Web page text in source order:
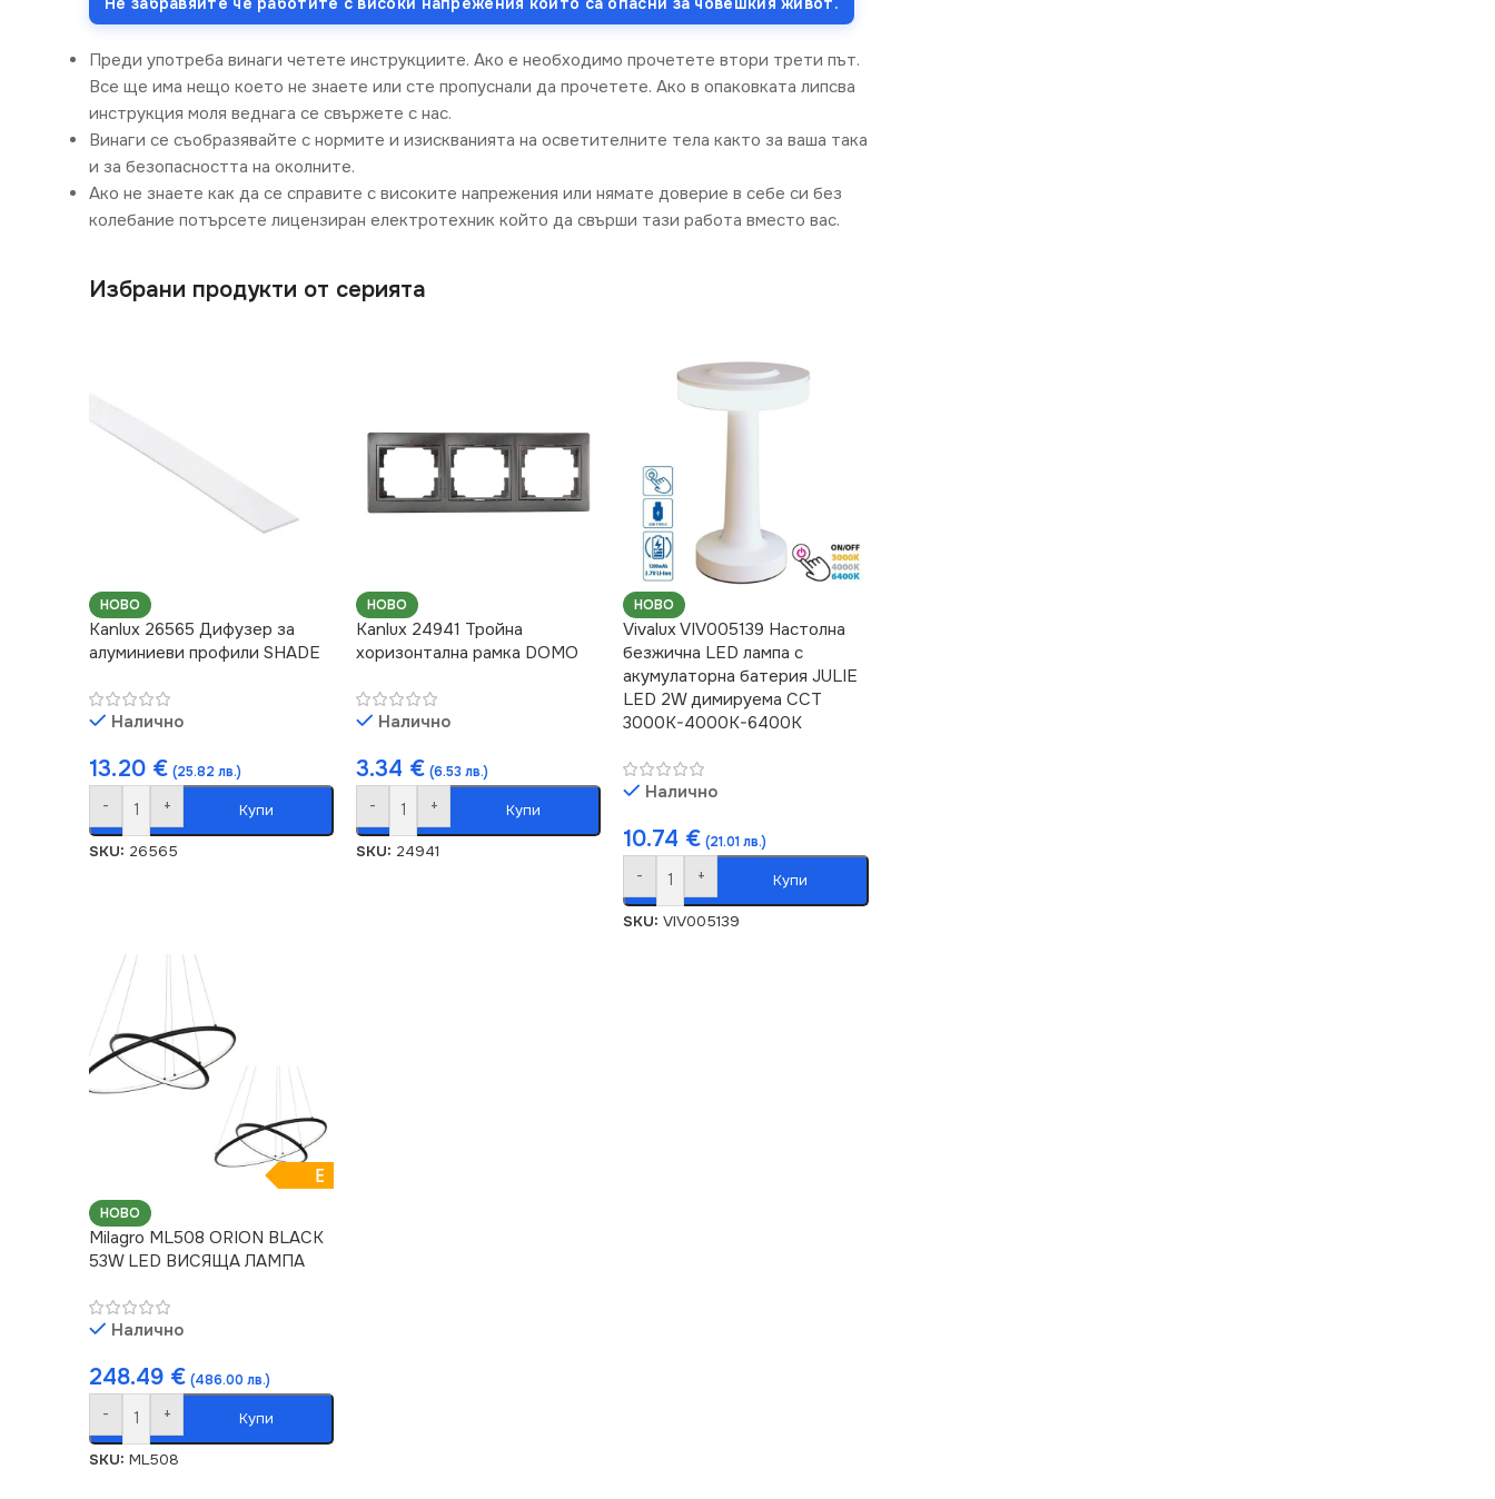
Преди употреба винаги четете инструкциите. Ако е необходимо прочетете втори трети път.
Все ще има нещо което не знаете или сте пропуснали да прочетете. Ако в опаковката липсва
инструкция моля веднага се свържете с нас.
Винаги се съобразявайте с нормите и изискванията на осветителните тела както за ваша така
и за безопасността на околните.
Ако не знаете как да се справите с високите напрежения или нямате доверие в себе си без
колебание потърсете лицензиран електротехник който да свърши тази работа вместо вас.
Избрани продукти от серията
НОВО
Kanlux 26565 Дифузер за
алуминиеви профили SHADE
Налично
13.20 € (25.82 лв.)
- + Купи
SKU: 26565
НОВО
Kanlux 24941 Тройна
хоризонтална рамка DOMO
Налично
3.34 € (6.53 лв.)
- + Купи
SKU: 24941
НОВО
Vivalux VIV005139 Настолна
безжична LED лампа с
акумулаторна батерия JULIE
LED 2W димируема CCT
3000K-4000K-6400K
Налично
10.74 € (21.01 лв.)
- + Купи
SKU:VIV005139
E
НОВО
Milagro ML508 ORION BLACK
53W LED ВИСЯЩА ЛАМПА
Налично
248.49 € (486.00 лв.)
- + Купи
SKU: ML508